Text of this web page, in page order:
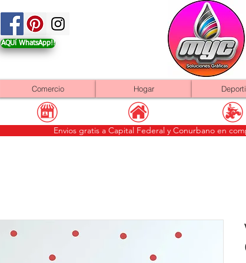
AQUí WhatsApp!!
Comercio Hogar
Envios gratis a Capital Federal y Conurbano en